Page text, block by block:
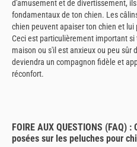
d'amusement et de divertissement,
fondamentaux de ton chien. Les
chien peuvent apaiser ton chien et
Ceci est particulièrement important si
maison ou s'il est anxieux ou peu sûr
deviendra un compagnon fidèle et
réconfort.
FOIRE AUX QUESTIONS (FAQ)
posées sur les peluches pour